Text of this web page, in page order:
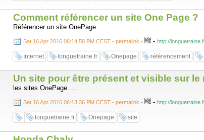
Comment référencer un site One Page ?
Référencer un site OnePage
Sat 16 Apr 2016 06:14:58 PM CEST - permalink - - http://
Internet longuetraine.fr Onepage référencement
Un site pour être présent et visible sur le
les sites OnePage ....
Sat 16 Apr 2016 06:13:36 PM CEST - permalink - - http://
longuetraine.fr Onepage site